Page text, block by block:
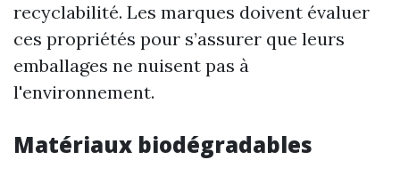
recyclabilité. Les marques doivent évaluer
ces propriétés pour s’assurer que leurs
emballages ne nuisent pas à
l'environnement.
Matériaux biodégradables